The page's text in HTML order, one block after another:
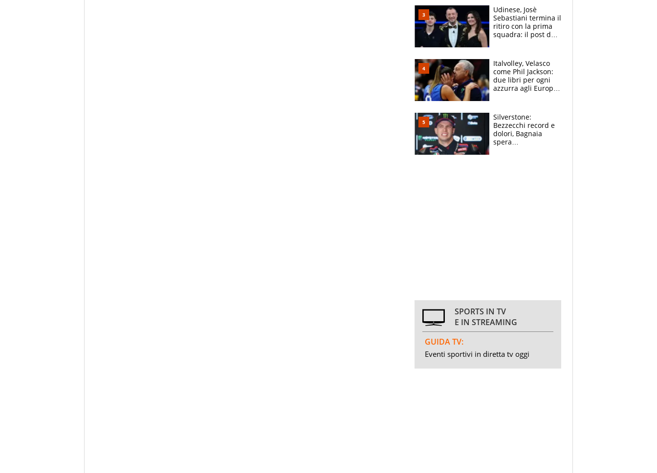
McLaren siano
meglio?”
Udinese, Josè
Sebastiani termina il
ritiro con la prima
squadra: il post del
sfondo
Italvolley, Velasco
come Phil Jackson:
due libri per ogni
azzurra agli Europei.
Silverstone:
Bezzecchi record e
dolori, Bagnaia
spera
SPORTS IN TV
E IN STREAMING
GUIDA TV:
Eventi sportivi in diretta tv oggi